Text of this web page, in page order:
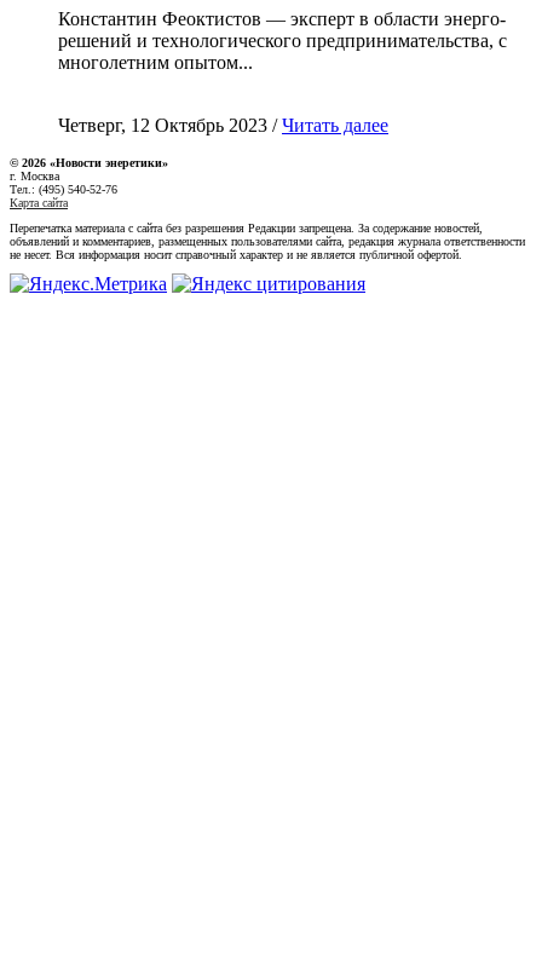
Константин Феоктистов — эксперт в области энерго-
решений и технологического предпринимательства, с
многолетним опытом...
Четверг, 12 Октябрь 2023 /Читать далее
© 2026 «Новости энеретики»
г. Москва
Тел.: (495) 540-52-76
Карта сайта
Перепечатка материала с сайта без разрешения Редакции запрещена. За содержание новостей,
объявлений и комментариев, размещенных пользователями сайта, редакция журнала ответственности
не несет. Вся информация носит справочный характер и не является публичной офертой.